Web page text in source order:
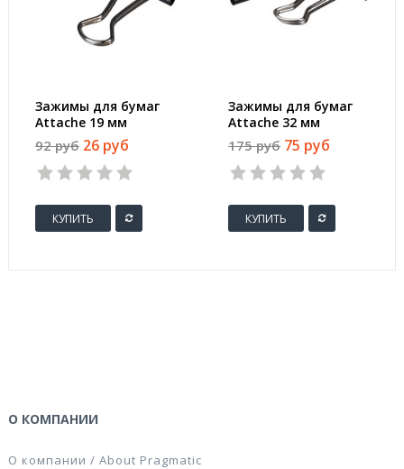
Зажимы для бумаг
Attache 19 мм
черные (12 штук в
коробке)
92 руб 26 руб
КУПИТЬ
Зажимы для бумаг
Attache 32 мм
черные (12 штук в
пакете)
175 руб 75 руб
КУПИТЬ
5 5
О КОМПАНИИ
О компании / About Pragmatic